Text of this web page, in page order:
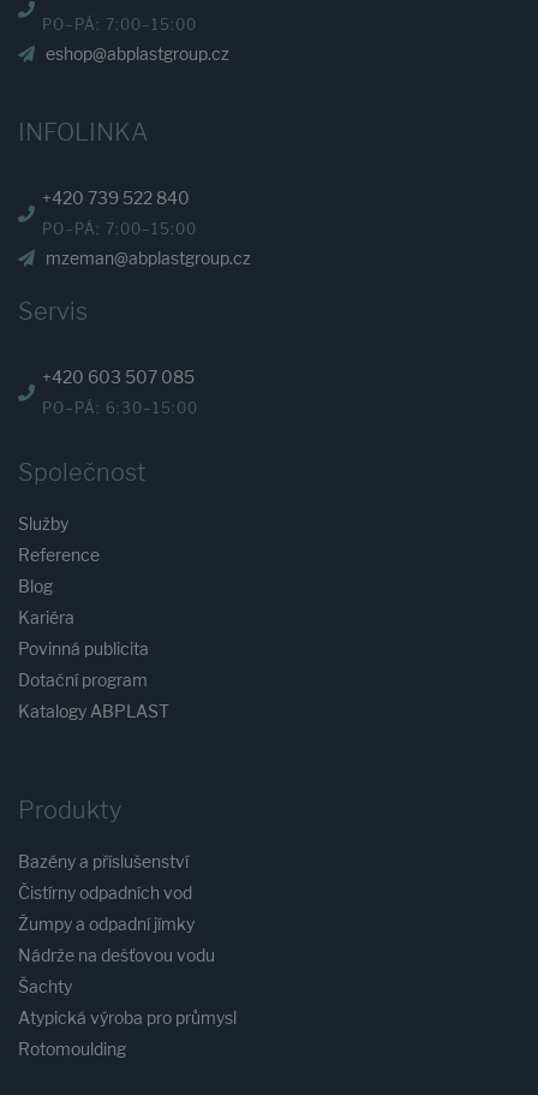
PO–PÁ: 7:00–15:00
eshop@abplastgroup.cz
INFOLINKA
+420 739 522 840
PO–PÁ: 7:00–15:00
mzeman@abplastgroup.cz
Servis
+420 603 507 085
PO–PÁ: 6:30–15:00
Společnost
Služby
Reference
Blog
Kariéra
Povinná publicita
Dotační program
Katalogy ABPLAST
Produkty
Bazény a příslušenství
Čistírny odpadních vod
Žumpy a odpadní jímky
Nádrže na dešťovou vodu
Šachty
Atypická výroba pro průmysl
Rotomoulding